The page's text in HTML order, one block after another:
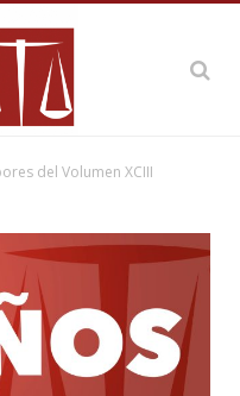
del Volumen XCIII